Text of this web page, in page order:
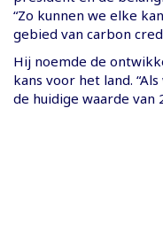
“Zo kunnen we elke
gebied van carbon
Hij noemde de
kans voor het land.
de huidige waarde van